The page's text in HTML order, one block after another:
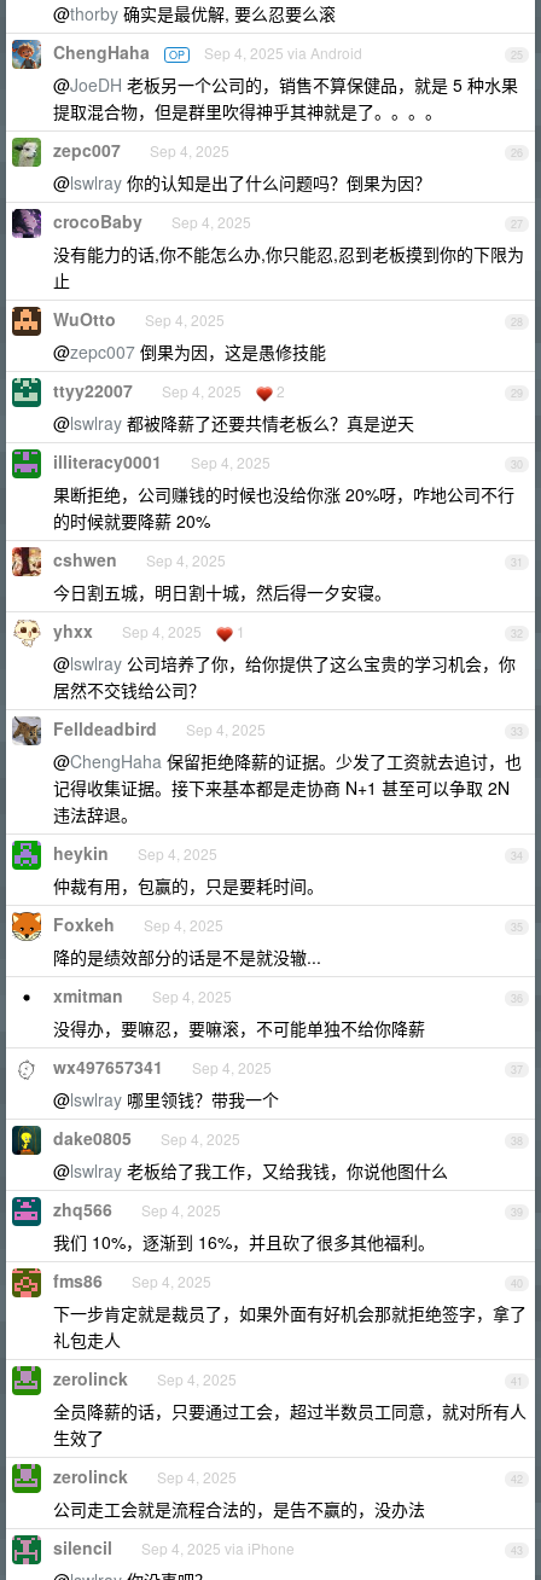
@thorby 确实是最优解, 要么忍要么滚
25
ChengHaha OP Sep 4, 2025 via Android
@JoeDH 老板另一个公司的，销售不算保健品，就是 5 种水果
提取混合物，但是群里吹得神乎其神就是了。。。。
26
zepc007 Sep 4, 2025
@lswlray 你的认知是出了什么问题吗？倒果为因？
27
crocoBaby Sep 4, 2025
没有能力的话,你不能怎么办,你只能忍,忍到老板摸到你的下限为
止
28
WuOtto Sep 4, 2025
@zepc007 倒果为因，这是愚修技能
29
ttyy22007 Sep 4, 2025 2
@lswlray 都被降薪了还要共情老板么？真是逆天
30
illiteracy0001 Sep 4, 2025
果断拒绝，公司赚钱的时候也没给你涨 20%呀，咋地公司不行
的时候就要降薪 20%
31
cshwen Sep 4, 2025
今日割五城，明日割十城，然后得一夕安寝。
32
yhxx Sep 4, 2025 1
@lswlray 公司培养了你，给你提供了这么宝贵的学习机会，你
居然不交钱给公司？
33
Felldeadbird Sep 4, 2025
@ChengHaha 保留拒绝降薪的证据。少发了工资就去追讨，也
记得收集证据。接下来基本都是走协商 N+1 甚至可以争取 2N
违法辞退。
34
heykin Sep 4, 2025
仲裁有用，包赢的，只是要耗时间。
35
Foxkeh Sep 4, 2025
降的是绩效部分的话是不是就没辙...
36
xmitman Sep 4, 2025
没得办，要嘛忍，要嘛滚，不可能单独不给你降薪
37
wx497657341 Sep 4, 2025
@lswlray 哪里领钱？带我一个
38
dake0805 Sep 4, 2025
@lswlray 老板给了我工作，又给我钱，你说他图什么
39
zhq566 Sep 4, 2025
我们 10%，逐渐到 16%，并且砍了很多其他福利。
40
fms86 Sep 4, 2025
下一步肯定就是裁员了，如果外面有好机会那就拒绝签字，拿了
礼包走人
41
zerolinck Sep 4, 2025
全员降薪的话，只要通过工会，超过半数员工同意，就对所有人
生效了
42
zerolinck Sep 4, 2025
公司走工会就是流程合法的，是告不赢的，没办法
43
silencil Sep 4, 2025 via iPhone